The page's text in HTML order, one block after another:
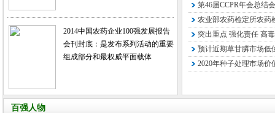
2014中国农药企业100强发展报告
会刊封底：是发布系列活动的重要
组成部分和最权威平面载体
第46届CCPR年会总结
农业部农药检定所农药
突出重点 强化责任 高
预计近期草甘膦市场低
2020年种子处理市场价
百强人物